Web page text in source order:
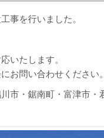
事を行いました。
いたします。
お問い合わせください
市・鋸南町・富津市・